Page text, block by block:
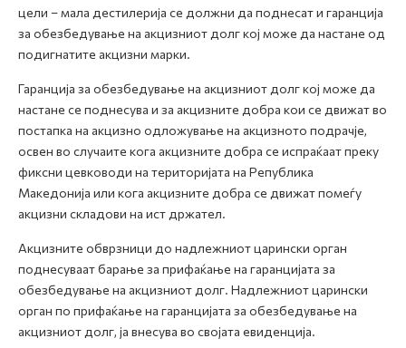
цели – мала дестилерија се должни да поднесат и гаранција
за обезбедување на акцизниот долг кој може да настане од
подигнатите акцизни марки.
Гаранција за обезбедување на акцизниот долг кој може да
настане се поднесува и за акцизните добра кои се движат во
постапка на акцизно одложување на акцизното подрачје,
освен во случаите кога акцизните добра се испраќаат преку
фиксни цевководи на територијата на Република
Македонија или кога акцизните добра се движат помеѓу
акцизни складови на ист држател.
Акцизните обврзници до надлежниот царински орган
поднесуваат барање за прифаќање на гаранцијата за
обезбедување на акцизниот долг. Надлежниот царински
орган по прифаќање на гаранцијата за обезбедување на
акцизниот долг, ја внесува во својата евиденција.